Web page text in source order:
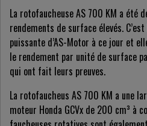
La rotofaucheuse AS 700 KM a été
rendements de surface élevés.
puissante d’AS-Motor à ce jour et
le rendement par unité de surface
qui ont fait leurs preuves.
La rotofaucheus AS 700 KM a une
moteur Honda GCVx de 200 cm³ à